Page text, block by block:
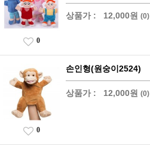
상품가 : 12,000원 (0)
0
손인형(원숭이2524)
상품가 : 12,000원 (0)
0